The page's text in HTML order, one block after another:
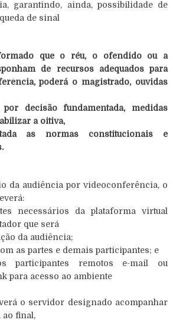
garantindo, ainda, possibilidade de
de sinal
que o réu, o ofendido ou a
de recursos adequados para
poderá o magistrado, ouvidas
por decisão fundamentada, medidas
a oitiva,
as normas constitucionais e
da audiência por videoconferência, o
necessários da plataforma virtual
que será
da audiência;
as partes e demais participantes; e
participantes remotos e-mail ou
para acesso ao ambiente
o servidor designado acompanhar
ao final,